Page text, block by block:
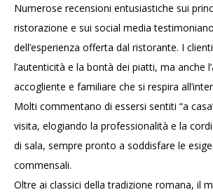
Numerose recensioni entusiastiche sui
ristorazione e sui social media
dell’esperienza offerta dal ristorante. I
l’autenticità e la bontà dei piatti, ma anche
accogliente e familiare che si respira
Molti commentano di essersi sentiti “a
visita, elogiando la professionalità e la
di sala, sempre pronto a soddisfare le
commensali.
Oltre ai classici della tradizione romana, il